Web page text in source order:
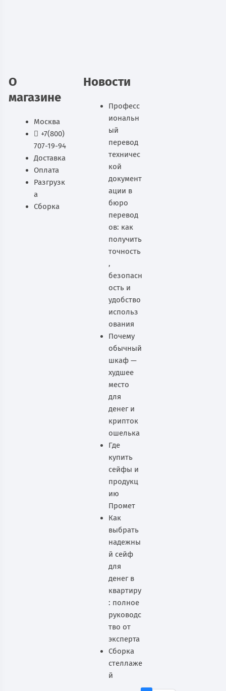
О
магазине
Москва
+7(800)
707-19-94
Доставка
Оплата
Разгрузк
а
Сборка
Новости
Професс
иональн
ый
перевод
техничес
кой
документ
ации в
бюро
перевод
ов: как
получить
точность
,
безопасн
ость и
удобство
использ
ования
Почему
обычный
шкаф —
худшее
место
для
денег и
крипток
ошелька
Где
купить
сейфы и
продукц
ию
Промет
Как
выбрать
надежны
й сейф
для
денег в
квартиру
: полное
руководс
тво от
эксперта
Сборка
стеллаже
й